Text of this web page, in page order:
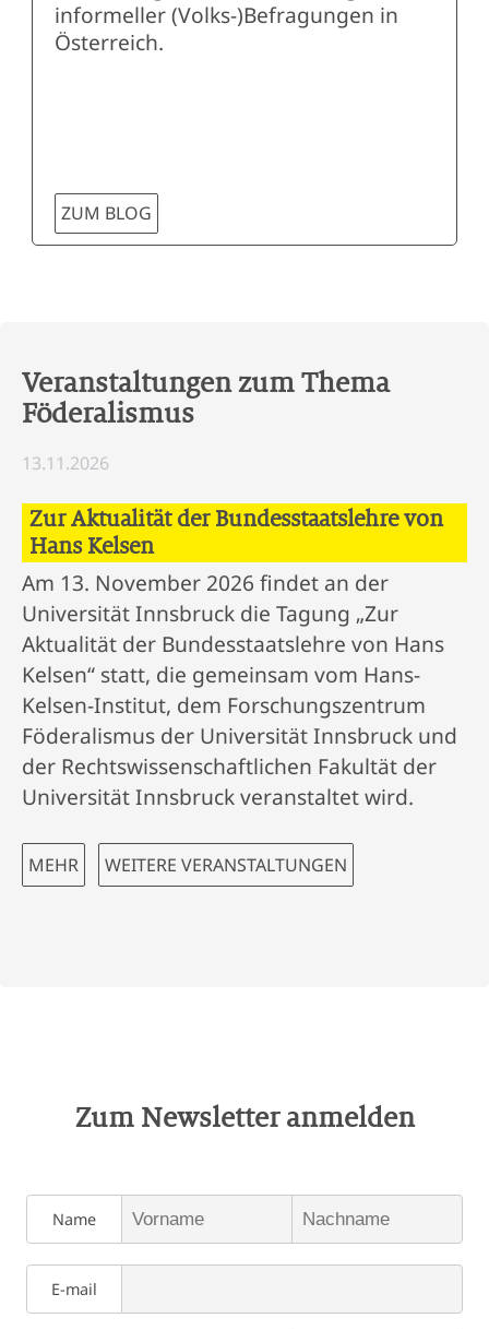
informeller (Volks-)Befragungen in
Österreich.
ZUM BLOG
Veranstaltungen zum Thema
Föderalismus
13.11.2026
Zur Aktualität der Bundesstaatslehre von
Hans Kelsen
Am 13. November 2026 findet an der
Universität Innsbruck die Tagung „Zur
Aktualität der Bundesstaatslehre von Hans
Kelsen“ statt, die gemeinsam vom Hans-
Kelsen-Institut, dem Forschungszentrum
Föderalismus der Universität Innsbruck und
der Rechtswissenschaftlichen Fakultät der
Universität Innsbruck veranstaltet wird.
MEHR WEITERE VERANSTALTUNGEN
Zum Newsletter anmelden
Name
E-mail